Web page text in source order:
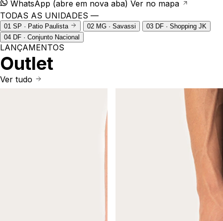
WhatsApp (abre em nova aba) Ver no mapa
TODAS AS UNIDADES —
01 SP · Patio Paulista 02 MG · Savassi 03 DF · Shopping JK
04 DF · Conjunto Nacional
LANÇAMENTOS
Outlet
Ver tudo